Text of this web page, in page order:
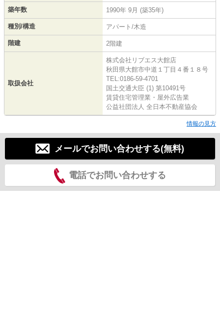
築年数 1990年 9月 (築35年)
種別/構造 アパート/木造
階建 2階建
取扱会社
株式会社リブエス大館店
秋田県大館市中道１丁目４番１８号
TEL:0186-59-4701
国土交通大臣 (1) 第10491号
賃貸住宅管理業・屋外広告業
公益社団法人 全日本不動産協会
情報の見方
メールでお問い合わせする(無料)
電話でお問い合わせする